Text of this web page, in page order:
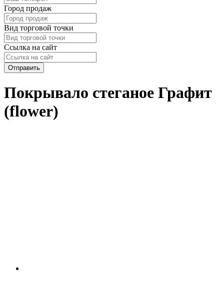
Город продаж
Вид торговой точки
Ссылка на сайт
Отправить
Покрывало стеганое Графит
(flower)